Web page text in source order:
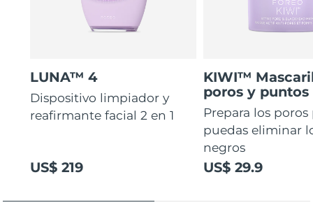
LUNA™ 4
Dispositivo limpiador y
reafirmante facial 2 en 1
US$ 219
KIWI™
poros y puntos
Prepara los
puedas eliminar
negros
US$ 29.9